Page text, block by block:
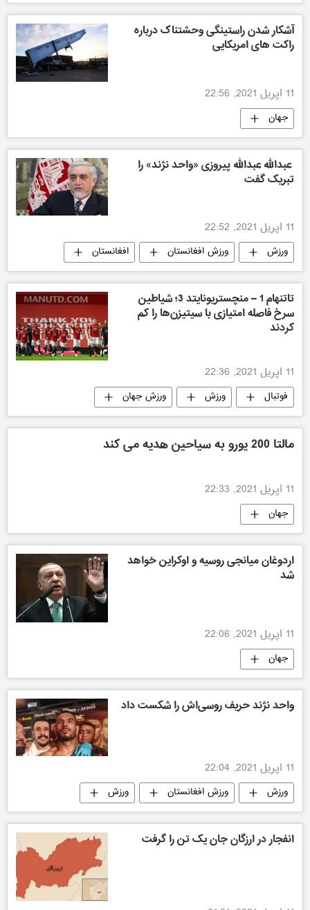
آشکار شدن راستینگی وحشتناک درباره
راکت های امریکایی
11 اپریل 2021, 22:56
جهان
عبدالله عبدالله پیروزی «واحد نژند» را
تبریک گفت
11 اپریل 2021, 22:52
ورزش ورزش افغانستان
افغانستان
ورزش
تاتنهام 1 – منچستریونایتد 3؛ شیاطین
سرخ فاصله امتیازی با سیتیزن‌ها را کم
کردند
11 اپریل 2021, 22:36
فوتبال ورزش
ورزش جهان
ورزش
مالتا 200 یورو به سیاحین هدیه می کند
11 اپریل 2021, 22:33
جهان
اردوغان میانجی روسیه و اوکراین خواهد
شد
11 اپریل 2021, 22:06
جهان
واحد نژند حریف روسی‌اش را شکست داد
11 اپریل 2021, 22:04
ورزش ورزش افغانستان
ورزش
افغانستان
انفجار در ارزگان جان یک تن را گرفت